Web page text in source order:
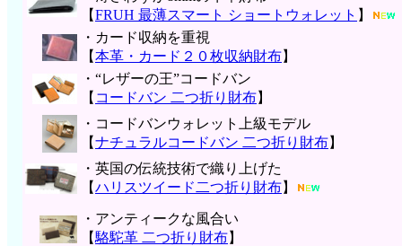
【FRUH 最薄スマート ショートウォレット 】
・カード収納を重視
【本革・カード２０枚収納財布】
・“レザーの王”コードバン
【 コードバン 二つ折り財布】
・コードバンウォレット上級モデル
【ナチュラルコードバン 二つ折り財布】
・英国の伝統技術で織り上げた
【ハリスツイード二つ折り財布】
・アンティークな風合い
【駱駝革 二つ折り財布】